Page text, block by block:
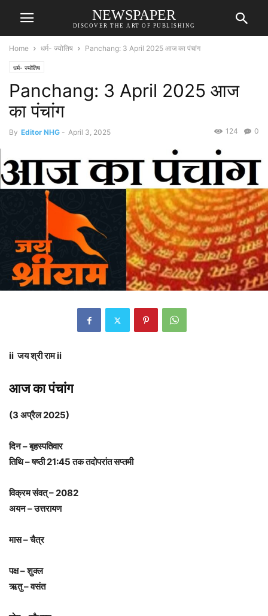
NEWSPAPER
DISCOVER THE ART OF PUBLISHING
Home धर्म- ज्योतिष Panchang: 3 April 2025 आज का पंचांग
धर्म- ज्योतिष
Panchang: 3 April 2025 आज
का पंचांग
By Editor NHG - April 3, 2025 0
124
ii जय श्री राम ii
आज का पंचांग
(3 अप्रैल 2025)
दिन – बृहस्पतिवार
तिथि – षष्ठी 21:45 तक तदोपरांत सप्तमी
विक्रम संवत् – 2082
अयन – उत्तरायण
मास – चैत्र
पक्ष – शुक्ल
ऋतु – वसंत